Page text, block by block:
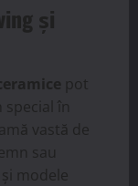
și
pot
special în
vastă de
sau
modele